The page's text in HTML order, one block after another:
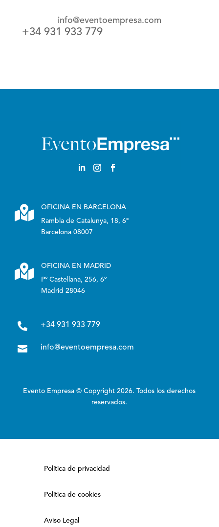
info@eventoempresa.com
+34 931 933 779

OFICINA EN BARCELONA
Rambla de Catalunya, 18, 6º
Barcelona 08007

OFICINA EN MADRID
Pº Castellana, 256, 6º
Madrid 28046
 +34 931 933 779
 info@eventoempresa.com
Evento Empresa © Copyright 2026. Todos los derechos
reservados.
Política de privacidad
Política de cookies
Aviso Legal